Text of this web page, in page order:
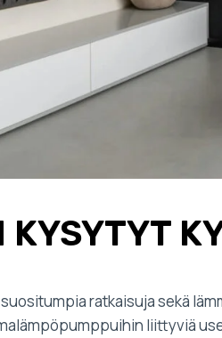
KYSYTYT
ratkaisuja sekä
liittyviä